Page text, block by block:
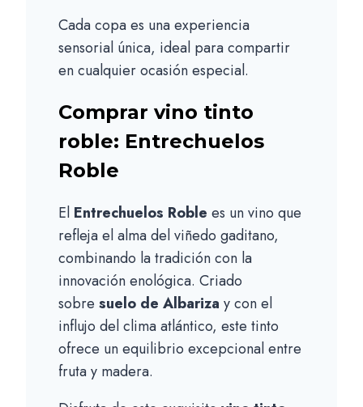
Cada copa es una experiencia
sensorial única, ideal para compartir
en cualquier ocasión especial.
Comprar vino tinto
roble: Entrechuelos
Roble
El Entrechuelos Roble es un vino que
refleja el alma del viñedo gaditano,
combinando la tradición con la
innovación enológica. Criado
sobre suelo de Albariza y con el
influjo del clima atlántico, este tinto
ofrece un equilibrio excepcional entre
fruta y madera.